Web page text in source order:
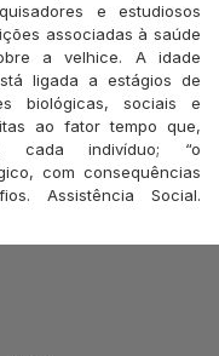
e estudiosos
associadas à saúde
a velhice. A idade
ligada a estágios de
biológicas, sociais e
ao fator tempo que,
cada indivíduo; “o
com consequências
Assistência Social.